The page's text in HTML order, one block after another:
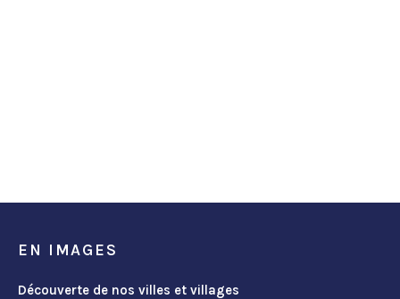
EN IMAGES
Découverte de nos villes et villages